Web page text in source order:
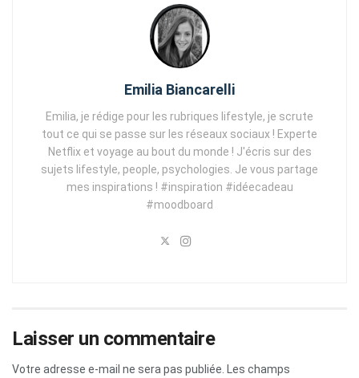
Emilia Biancarelli
Emilia, je rédige pour les rubriques lifestyle, je scrute
tout ce qui se passe sur les réseaux sociaux ! Experte
Netflix et voyage au bout du monde ! J'écris sur des
sujets lifestyle, people, psychologies. Je vous partage
mes inspirations ! #inspiration #idéecadeau
#moodboard
Laisser un commentaire
Votre adresse e-mail ne sera pas publiée. Les champs